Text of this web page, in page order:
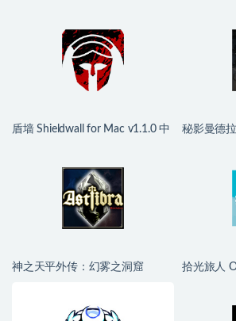
盾墙 Shieldwall for Mac v1.1.0 中
秘影曼德
神之天平外传：幻雾之洞窟
拾光旅人